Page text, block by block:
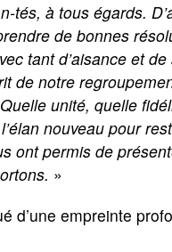
tés, à tous égards.
de bonnes
tant d’aisance et de
de notre
unité, quelle
nouveau pour
ont permis de
»
d’une empreinte